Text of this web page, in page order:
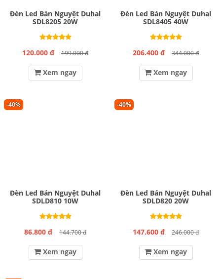
Đèn Led Bán Nguyệt Duhal
SDL8205 20W
120.000 đ 199.000 đ
Xem ngay
Đèn Led Bán Nguyệt Duhal
SDL8405 40W
206.400 đ 344.000 đ
Xem ngay
-40%
Đèn Led Bán Nguyệt Duhal
SDLD810 10W
86.800 đ 144.700 đ
Xem ngay
-40%
Đèn Led Bán Nguyệt Duhal
SDLD820 20W
147.600 đ 246.000 đ
Xem ngay